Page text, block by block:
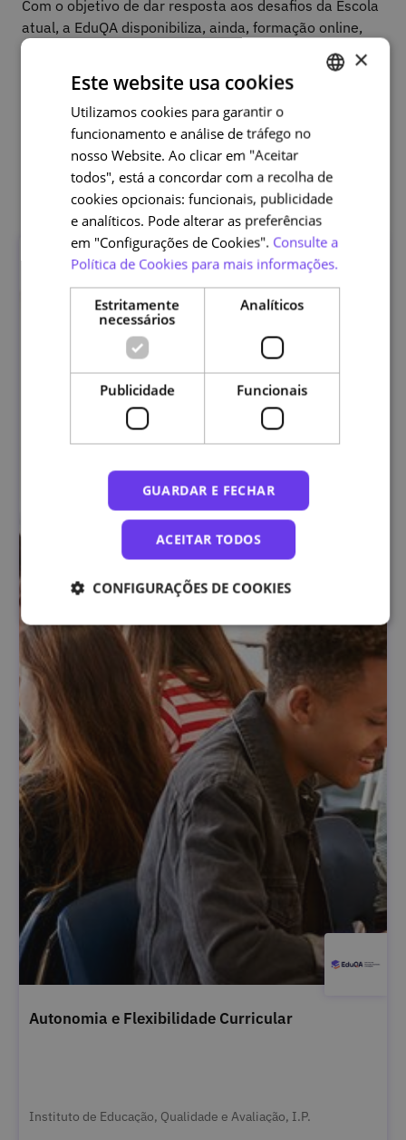
Com o objetivo de dar resposta aos desafios da Escola
atual, a EduQA disponibiliza, ainda, formação online,
promovendo a realização de cursos que contribuam
para o desenvolvimento profissional dos docentes e/ou
que vão ao encontro das necessidades formativas de
outros agentes educativos.
Outras edições
Autonomia e Flexibilidade Curricular
Instituto de Educação, Qualidade e Avaliação, I.P.
ENGLISH
×
Este website usa cookies
Utilizamos cookies para garantir o
funcionamento e análise de tráfego no
nosso Website. Ao clicar em "Aceitar
todos", está a concordar com a recolha de
cookies opcionais: funcionais, publicidade
e analíticos. Pode alterar as preferências
em "Configurações de Cookies". Consulte a
Política de Cookies para mais informações.
Estritamente
necessários
Analíticos
Publicidade Funcionais
GUARDAR E FECHAR
ACEITAR TODOS
CONFIGURAÇÕES DE COOKIES